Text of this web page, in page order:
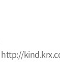
http://